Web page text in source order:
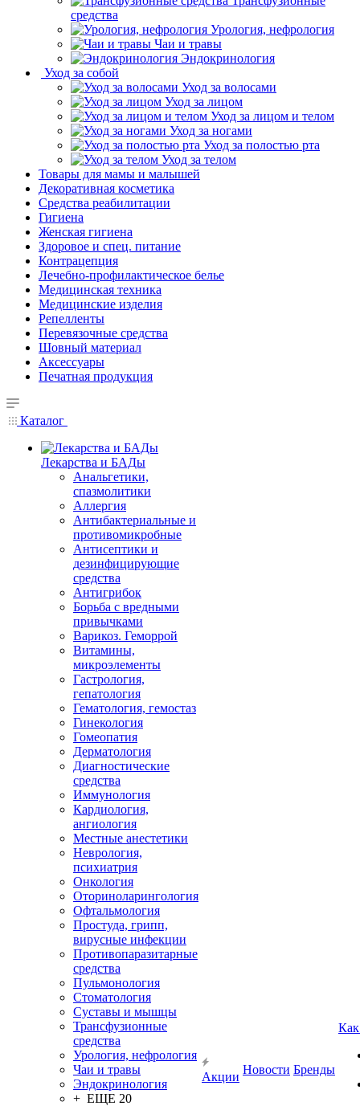
средства
Урология, нефрология
Чаи и травы
Эндокринология
Уход за собой
Уход за волосами
Уход за лицом
Уход за лицом и телом
Уход за ногами
Уход за полостью рта
Уход за телом
Товары для мамы и малышей
Декоративная косметика
Средства реабилитации
Гигиена
Женская гигиена
Здоровое и спец. питание
Контрацепция
Лечебно-профилактическое белье
Медицинская техника
Медицинские изделия
Репелленты
Перевязочные средства
Шовный материал
Аксессуары
Печатная продукция
Каталог
Лекарства и БАДы
Анальгетики,
спазмолитики
Аллергия
Антибактериальные и
противомикробные
Антисептики и
дезинфицирующие
средства
Антигрибок
Борьба с вредными
привычками
Варикоз. Геморрой
Витамины,
микроэлементы
Гастрология,
гепатология
Гематология, гемостаз
Гинекология
Гомеопатия
Дерматология
Диагностические
средства
Иммунология
Кардиология,
ангиология
Местные анестетики
Неврология,
психиатрия
Онкология
Оториноларингология
Офтальмология
Простуда, грипп,
вирусные инфекции
Противопаразитарные
средства
Пульмонология
Стоматология
Суставы и мышцы
Трансфузионные
средства
Урология, нефрология
Чаи и травы
Эндокринология
+ ЕЩЕ 20
Акции
Новости Бренды